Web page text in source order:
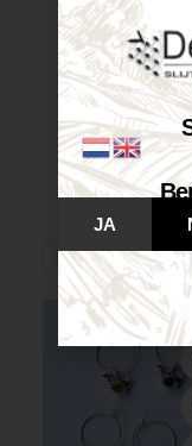
Castelnuovo
€7,25
Op voorraad
VOEG TOE AAN
JA